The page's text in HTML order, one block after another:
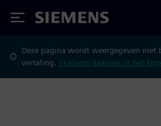
Siemens
Deze pagina wordt weergegeven met
vertaling. In plaats daarvan in het